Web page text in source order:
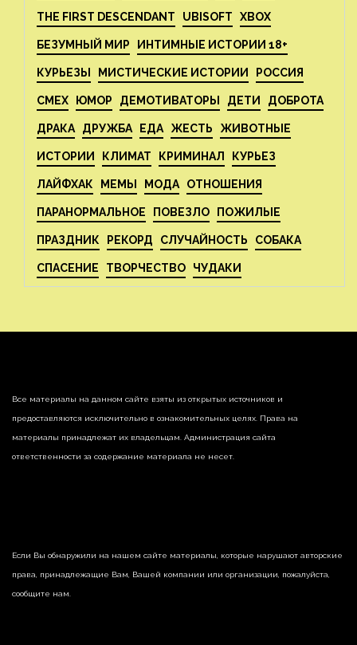
THE FIRST DESCENDANT UBISOFT XBOX
БЕЗУМНЫЙ МИР ИНТИМНЫЕ ИСТОРИИ 18+
КУРЬЕЗЫ МИСТИЧЕСКИЕ ИСТОРИИ РОССИЯ
СМЕХ ЮМОР ДЕМОТИВАТОРЫ ДЕТИ ДОБРОТА
ДРАКА ДРУЖБА ЕДА ЖЕСТЬ ЖИВОТНЫЕ
ИСТОРИИ КЛИМАТ КРИМИНАЛ КУРЬЕЗ
ЛАЙФХАК МЕМЫ МОДА ОТНОШЕНИЯ
ПАРАНОРМАЛЬНОЕ ПОВЕЗЛО ПОЖИЛЫЕ
ПРАЗДНИК РЕКОРД СЛУЧАЙНОСТЬ СОБАКА
СПАСЕНИЕ ТВОРЧЕСТВО ЧУДАКИ
Все материалы на данном сайте взяты из открытых источников и
предоставляются исключительно в ознакомительных целях. Права на
материалы принадлежат их владельцам. Администрация сайта
ответственности за содержание материала не несет.
Если Вы обнаружили на нашем сайте материалы, которые нарушают авторские
права, принадлежащие Вам, Вашей компании или организации, пожалуйста,
сообщите нам.